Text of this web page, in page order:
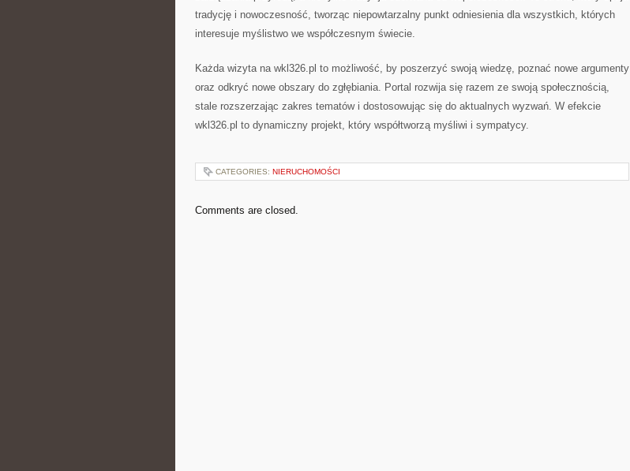
tradycję i nowoczesność, tworząc niepowtarzalny punkt odniesienia dla wszystkich, których
interesuje myślistwo we współczesnym świecie.
Każda wizyta na wkl326.pl to możliwość, by poszerzyć swoją wiedzę, poznać nowe argumenty
oraz odkryć nowe obszary do zgłębiania. Portal rozwija się razem ze swoją społecznością,
stale rozszerzając zakres tematów i dostosowując się do aktualnych wyzwań. W efekcie
wkl326.pl to dynamiczny projekt, który współtworzą myśliwi i sympatycy.
CATEGORIES: NIERUCHOMOŚCI
Comments are closed.